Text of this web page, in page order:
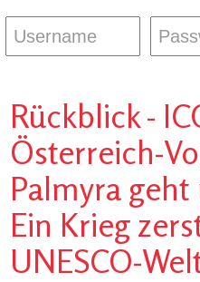
Rückblick -
Österreich-
Palmyra
Ein Krieg
UNESCO-